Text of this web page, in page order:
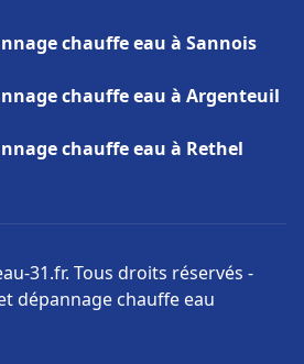
chauffe eau à Sannois
chauffe eau à Argenteuil
chauffe eau à Rethel
31.fr. Tous droits réservés -
dépannage chauffe eau